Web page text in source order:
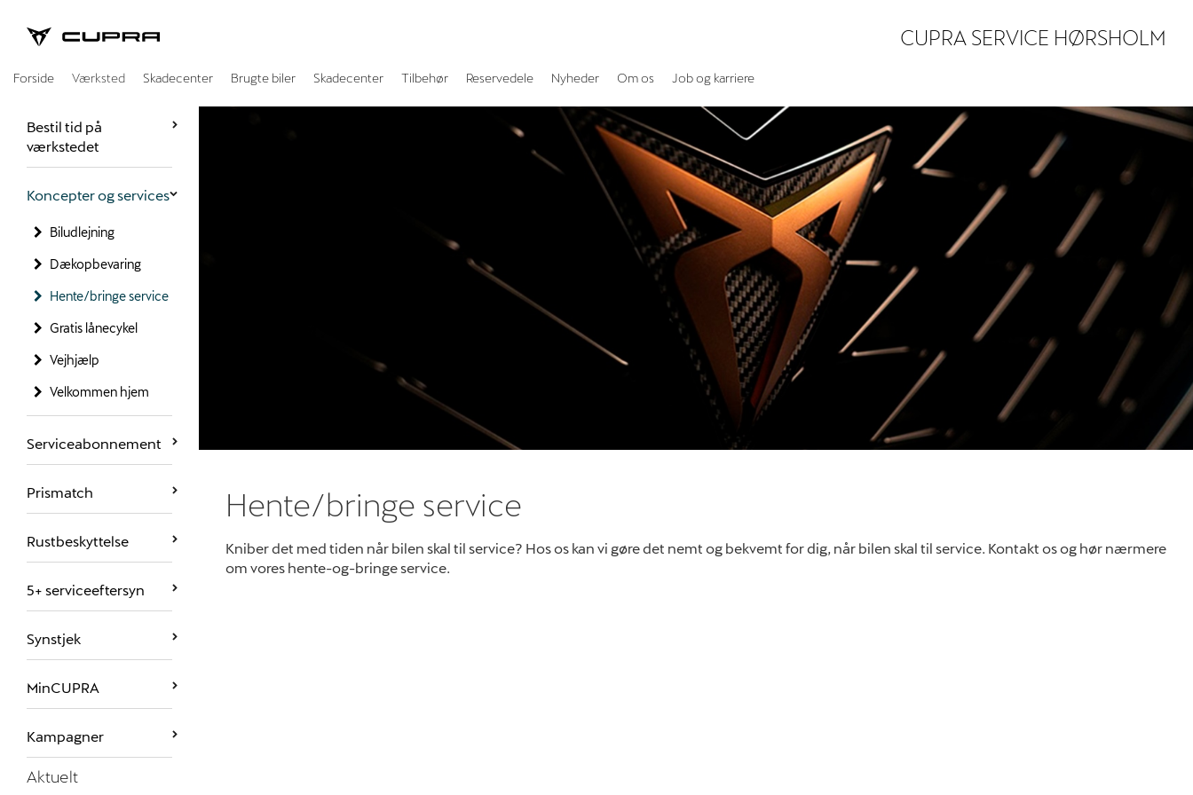
Forside Værksted Skadecenter Brugte biler Skadecenter Tilbehør Reservedele Nyheder Om os Job og karriere
CUPRA SERVICE HØRSHOLM
Bestil tid på
værkstedet
Koncepter og services
Biludlejning
Dækopbevaring
Hente/bringe service
Gratis lånecykel
Vejhjælp
Velkommen hjem
Serviceabonnement
Prismatch
Rustbeskyttelse
5+ serviceeftersyn
Synstjek
MinCUPRA
Kampagner
Aktuelt
Hente/bringe service
Kniber det med tiden når bilen skal til service? Hos os kan vi gøre det nemt og bekvemt for dig, når bilen skal til service. Kontakt os og hør nærmere
om vores hente-og-bringe service.